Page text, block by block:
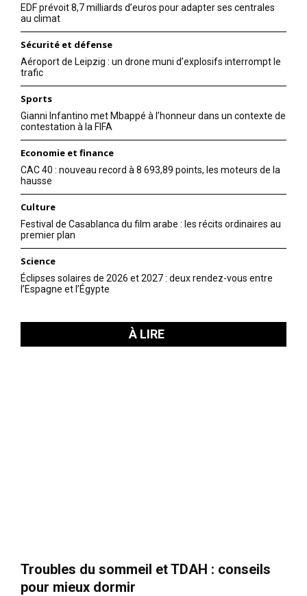
EDF prévoit 8,7 milliards d’euros pour adapter ses centrales
au climat
Sécurité et défense
Aéroport de Leipzig : un drone muni d’explosifs interrompt le
trafic
Sports
Gianni Infantino met Mbappé à l’honneur dans un contexte de
contestation à la FIFA
Economie et finance
CAC 40 : nouveau record à 8 693,89 points, les moteurs de la
hausse
Culture
Festival de Casablanca du film arabe : les récits ordinaires au
premier plan
Science
Éclipses solaires de 2026 et 2027 : deux rendez-vous entre
l’Espagne et l’Égypte
À LIRE
Troubles du sommeil et TDAH : conseils
pour mieux dormir